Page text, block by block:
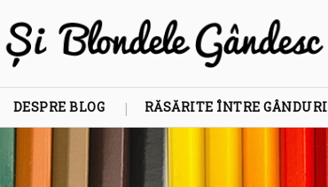
DESPRE BLOG RĂSĂRITE ÎNTRE GÂNDURI